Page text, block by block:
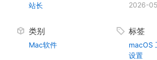
站长 2026-
类别
Mac软件
标签
macOS
设置